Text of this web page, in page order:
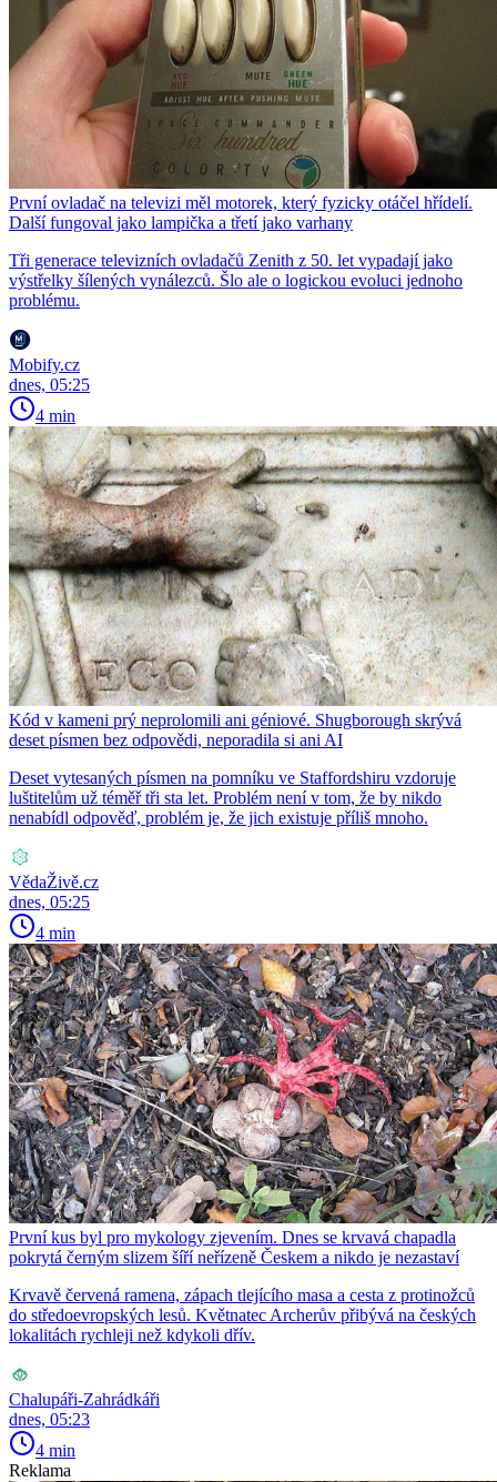
První ovladač na televizi měl motorek, který fyzicky otáčel hřídelí.
Další fungoval jako lampička a třetí jako varhany
Tři generace televizních ovladačů Zenith z 50. let vypadají jako
výstřelky šílených vynálezců. Šlo ale o logickou evoluci jednoho
problému.
Mobify.cz
dnes, 05:25
4 min
Kód v kameni prý neprolomili ani géniové. Shugborough skrývá
deset písmen bez odpovědi, neporadila si ani AI
Deset vytesaných písmen na pomníku ve Staffordshiru vzdoruje
luštitelům už téměř tři sta let. Problém není v tom, že by nikdo
nenabídl odpověď, problém je, že jich existuje příliš mnoho.
VědaŽivě.cz
dnes, 05:25
4 min
První kus byl pro mykology zjevením. Dnes se krvavá chapadla
pokrytá černým slizem šíří neřízeně Českem a nikdo je nezastaví
Krvavě červená ramena, zápach tlejícího masa a cesta z protinožců
do středoevropských lesů. Květnatec Archerův přibývá na českých
lokalitách rychleji než kdykoli dřív.
Chalupáři-Zahrádkáři
dnes, 05:23
4 min
Reklama